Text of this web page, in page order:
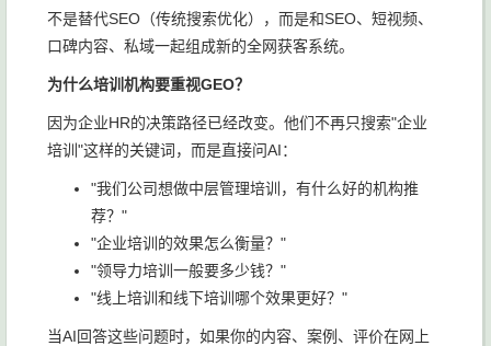
不是替代SEO（传统搜索优化），而是和SEO、短视频、
口碑内容、私域一起组成新的全网获客系统。
为什么培训机构要重视GEO？
因为企业HR的决策路径已经改变。他们不再只搜索"企业
培训"这样的关键词，而是直接问AI：
"我们公司想做中层管理培训，有什么好的机构推
荐？"
"企业培训的效果怎么衡量？"
"领导力培训一般要多少钱？"
"线上培训和线下培训哪个效果更好？"
当AI回答这些问题时，如果你的内容、案例、评价在网上